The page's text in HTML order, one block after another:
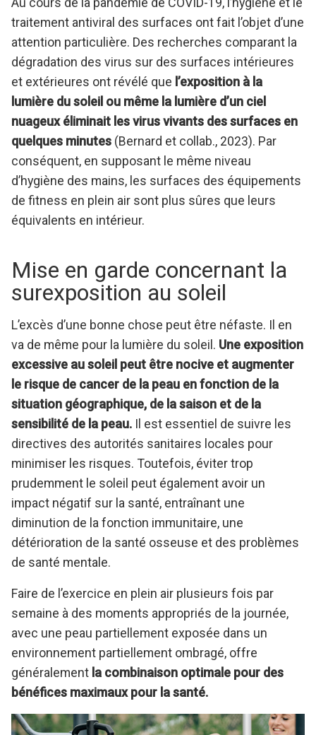
traitement antiviral des surfaces ont fait l’objet d’une
attention particulière. Des recherches comparant la
dégradation des virus sur des surfaces intérieures
et extérieures ont révélé que l’exposition à la
lumière du soleil ou même la lumière d’un ciel
nuageux éliminait les virus vivants des surfaces en
quelques minutes (Bernard et collab., 2023). Par
conséquent, en supposant le même niveau
d’hygiène des mains, les surfaces des équipements
de fitness en plein air sont plus sûres que leurs
équivalents en intérieur.
Mise en garde concernant la
surexposition au soleil
L’excès d’une bonne chose peut être néfaste. Il en
va de même pour la lumière du soleil. Une exposition
excessive au soleil peut être nocive et augmenter
le risque de cancer de la peau en fonction de la
situation géographique, de la saison et de la
sensibilité de la peau. Il est essentiel de suivre les
directives des autorités sanitaires locales pour
minimiser les risques. Toutefois, éviter trop
prudemment le soleil peut également avoir un
impact négatif sur la santé, entraînant une
diminution de la fonction immunitaire, une
détérioration de la santé osseuse et des problèmes
de santé mentale.
Faire de l’exercice en plein air plusieurs fois par
semaine à des moments appropriés de la journée,
avec une peau partiellement exposée dans un
environnement partiellement ombragé, offre
généralement la combinaison optimale pour des
bénéfices maximaux pour la santé.